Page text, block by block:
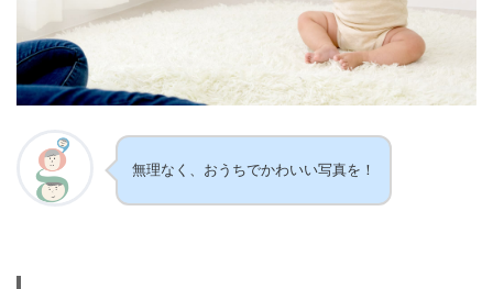
無理なく、おうちでかわいい写真を！